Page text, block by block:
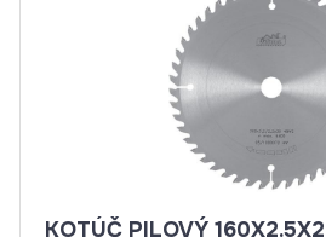
KOTÚČ PILOVÝ